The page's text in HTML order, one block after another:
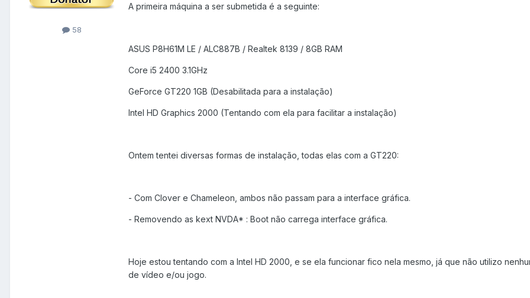
58
A primeira máquina a ser submetida é a seguinte:
ASUS P8H61M LE / ALC887B / Realtek 8139 / 8GB RAM
Core i5 2400 3.1GHz
GeForce GT220 1GB (Desabilitada para a instalação)
Intel HD Graphics 2000 (Tentando com ela para facilitar a instalação)
Ontem tentei diversas formas de instalação, todas elas com a GT220:
- Com Clover e Chameleon, ambos não passam para a interface gráfica.
- Removendo as kext NVDA* : Boot não carrega interface gráfica.
Hoje estou tentando com a Intel HD 2000, e se ela funcionar fico nela mesmo, já que não utilizo
de vídeo e/ou jogo.